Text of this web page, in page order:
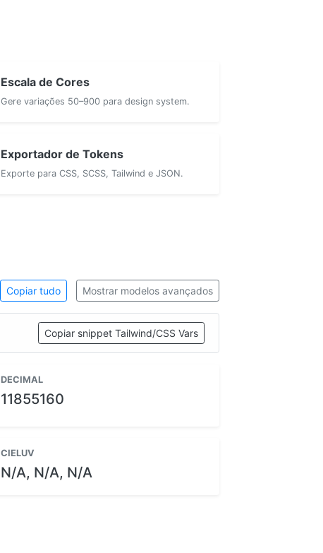
Escala de Cores
Gere variações 50–900 para design system.
Exportador de Tokens
Exporte para CSS, SCSS, Tailwind e JSON.
Copiar tudo Mostrar modelos avançados
Copiar snippet Tailwind/CSS Vars
DECIMAL
11855160
CIELUV
N/A, N/A, N/A